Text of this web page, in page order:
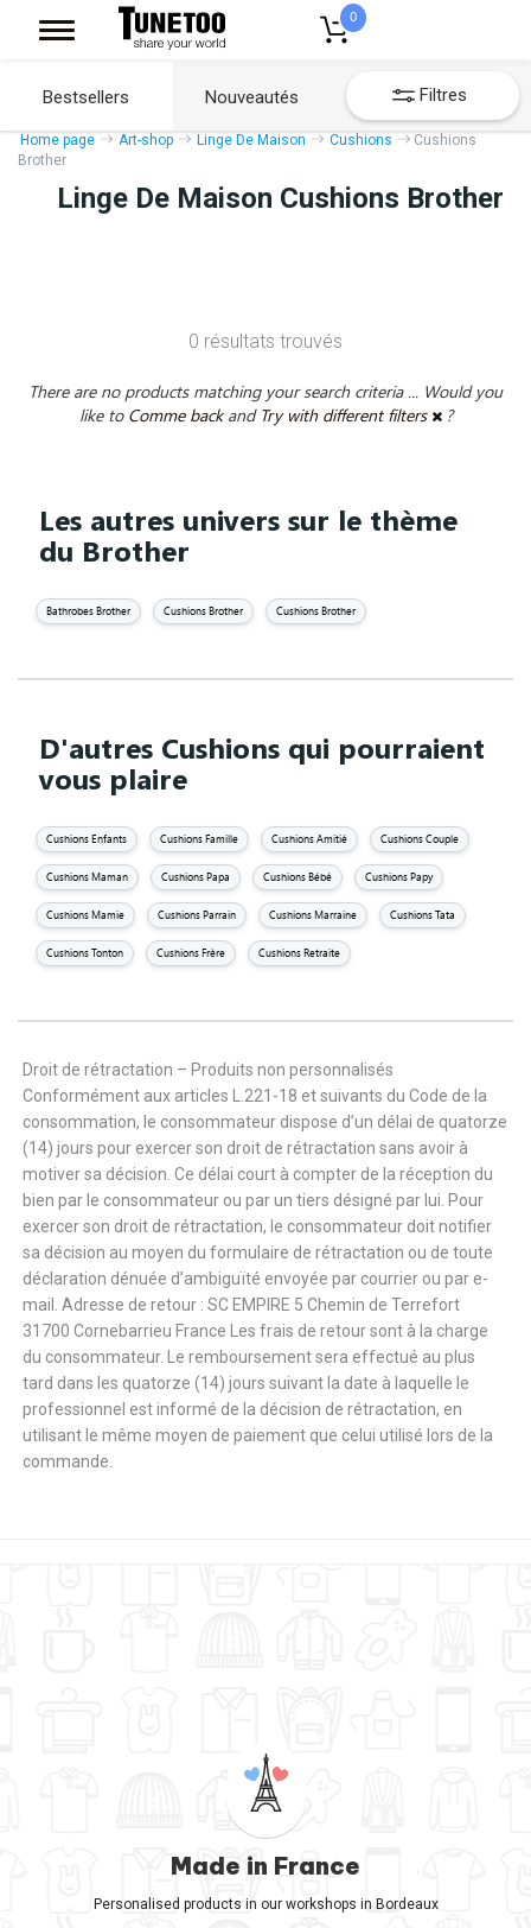
0
Bestsellers Nouveautés Filtres
Home page Art-shop Linge De Maison Cushions
Cushions
Brother
Linge De Maison Cushions Brother
0 résultats trouvés
There are no products matching your search criteria ... Would you
like to Comme back and Try with different filters ?
Les autres univers sur le thème
du Brother
Bathrobes Brother Cushions Brother Cushions Brother
D'autres Cushions qui pourraient
vous plaire
Cushions Enfants Cushions Famille Cushions Amitié Cushions Couple
Cushions Maman Cushions Papa Cushions Bébé Cushions Papy
Cushions Mamie Cushions Parrain Cushions Marraine Cushions Tata
Cushions Tonton Cushions Frère Cushions Retraite
Droit de rétractation – Produits non personnalisés
Conformément aux articles L.221-18 et suivants du Code de la
consommation, le consommateur dispose d’un délai de quatorze
(14) jours pour exercer son droit de rétractation sans avoir à
motiver sa décision. Ce délai court à compter de la réception du
bien par le consommateur ou par un tiers désigné par lui. Pour
exercer son droit de rétractation, le consommateur doit notifier
sa décision au moyen du formulaire de rétractation ou de toute
déclaration dénuée d’ambiguïté envoyée par courrier ou par e-
mail. Adresse de retour : SC EMPIRE 5 Chemin de Terrefort
31700 Cornebarrieu France Les frais de retour sont à la charge
du consommateur. Le remboursement sera effectué au plus
tard dans les quatorze (14) jours suivant la date à laquelle le
professionnel est informé de la décision de rétractation, en
utilisant le même moyen de paiement que celui utilisé lors de la
commande.
Made in France
Personalised products in our workshops in Bordeaux